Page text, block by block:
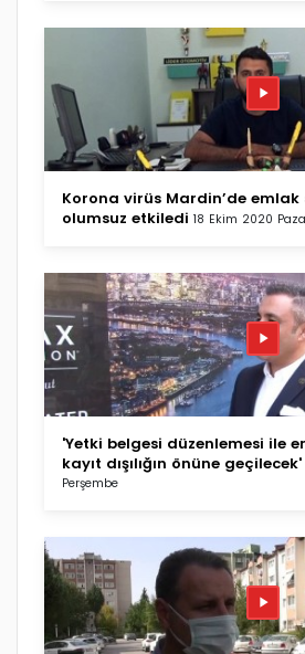
Korona virüs Mardin’de
olumsuz etkiledi 18 Ekim 2020
'Yetki belgesi düzenlemesi ile
kayıt dışılığın önüne geçilecek'
Perşembe